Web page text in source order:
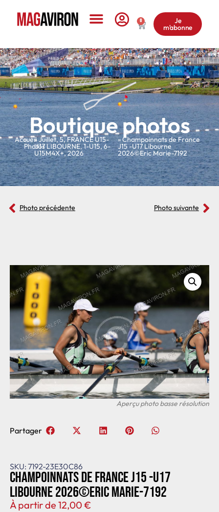
0 Je
m'abonne
Boutique photos
Accueil
»
Photos
»Juillet,5,FRANCE U15-
U17 LIBOURNE,1-U15,6-
U15M4X+,2026
» Champoinnats de France
J15 -U17 Libourne
2026©Eric Marie-7192
Photo précédente Photo suivante
SKU: 7192-23E30C86
Champoinnats de France J15 -U17
Libourne 2026©Eric Marie-7192
À partir de 12,00€
Partager